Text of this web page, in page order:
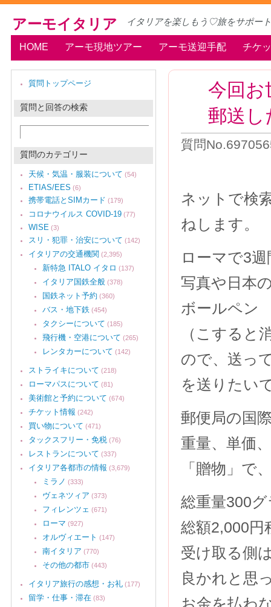
アーモイタリア イタリアを楽しもう♡旅をサポート
HOME アーモ現地ツアー アーモ送迎手配 チケ
今回
郵送
質問
ネットで検
ねします。
ローマで3
写真や日本
ボールペン
（こすると
ので、送っ
を送りたい
郵便局の国
重量、単価
「贈物」で
総重量300
総額2,000円
受け取る側
良かれと思
お金を払わ
質問トップページ
質問と回答の検索
質問のカテゴリー
天候・気温・服装について (54)
ETIAS/EES (6)
携帯電話とSIMカード (179)
コロナウイルス COVID-19 (77)
WISE (3)
スリ・犯罪・治安について (142)
イタリアの交通機関 (2,395)
新特急 ITALO イタロ (137)
イタリア国鉄全般 (378)
国鉄ネット予約 (360)
バス・地下鉄 (454)
タクシーについて (185)
飛行機・空港について (265)
レンタカーについて (142)
ストライキについて (218)
ローマパスについて (81)
美術館と予約について (674)
チケット情報 (242)
買い物について (471)
タックスフリー・免税 (76)
レストランについて (337)
イタリア各都市の情報 (3,679)
ミラノ (333)
ヴェネツィア (373)
フィレンツェ (671)
ローマ (927)
オルヴィエート (147)
南イタリア (770)
その他の都市 (443)
イタリア旅行の感想・お礼 (177)
留学・仕事・滞在 (83)